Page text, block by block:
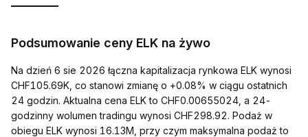
Podsumowanie ceny ELK na żywo
Na dzień 6 sie 2026 łączna kapitalizacja rynkowa ELK wynosi
CHF105.69K, co stanowi zmianę o +0.08% w ciągu ostatnich
24 godzin. Aktualna cena ELK to CHF0.00655024, a 24-
godzinny wolumen tradingu wynosi CHF298.92. Podaż w
obiegu ELK wynosi 16.13M, przy czym maksymalna podaż to